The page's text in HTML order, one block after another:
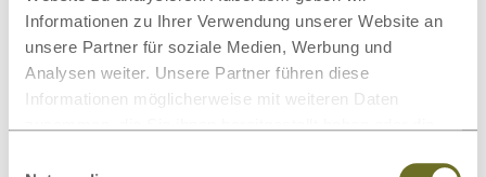
Informationen zu Ihrer Verwendung unserer Website an
unsere Partner für soziale Medien, Werbung und
Analysen weiter. Unsere Partner führen diese
Informationen möglicherweise mit weiteren Daten